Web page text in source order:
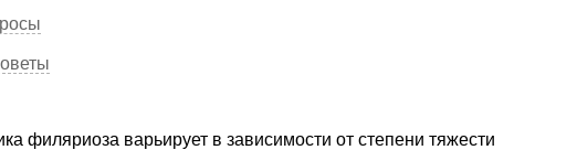
филяриоза варьирует в зависимости от степени тяжести